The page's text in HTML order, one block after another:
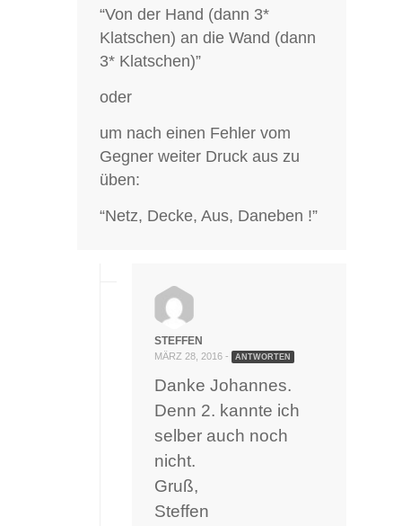
“Von der Hand (dann 3*
Klatschen) an die Wand (dann
3* Klatschen)”
oder
um nach einen Fehler vom
Gegner weiter Druck aus zu
üben:
“Netz, Decke, Aus, Daneben !”
STEFFEN
MÄRZ 28, 2016 - ANTWORTEN
Danke Johannes.
Denn 2. kannte ich
selber auch noch
nicht.
Gruß,
Steffen